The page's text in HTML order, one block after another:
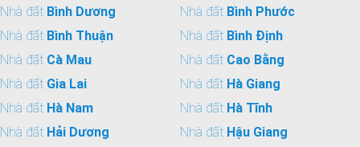
Nhà đất Bình Dương Nhà đất Bình Phước
Nhà đất Bình Thuận Nhà đất Bình Định
Nhà đất Cà Mau Nhà đất Cao Bằng
Nhà đất Gia Lai Nhà đất Hà Giang
Nhà đất Hà Nam Nhà đất Hà Tĩnh
Nhà đất Hải Dương Nhà đất Hậu Giang